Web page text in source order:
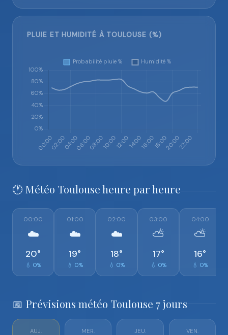
PLUIE ET HUMIDITÉ À TOULOUSE (%)
🕐 Météo Toulouse heure par heure
00:00
☁️
20°
💧 0%
01:00
☁️
19°
💧 0%
02:00
☁️
18°
💧 0%
03:00
⛅
17°
💧 0%
04:00
⛅
16°
💧 0%
📅 Prévisions météo Toulouse 7 jours
AUJ. MER. JEU. VEN.